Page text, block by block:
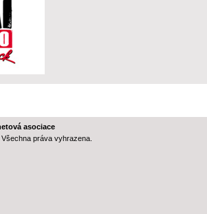
asociace
práva vyhrazena.